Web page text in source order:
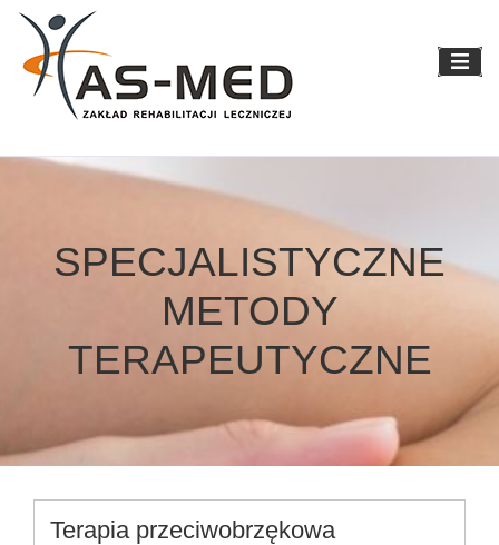
Skip
content
SPECJALISTYCZNE
METODY
TERAPEUTYCZNE
Terapia przeciwobrzękowa